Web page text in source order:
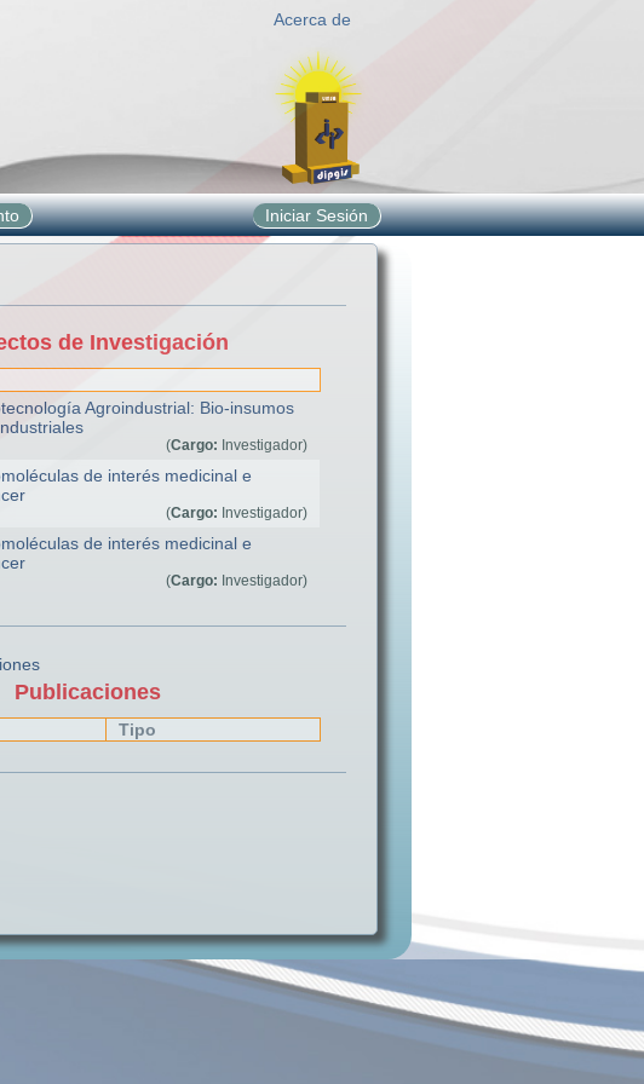
Acerca de
Iniciar Sesión
de Investigación
Agroindustrial: Bio-insumos
(Cargo: Investigador)
de interés medicinal e
(Cargo: Investigador)
de interés medicinal e
(Cargo: Investigador)
Publicaciones
Tipo